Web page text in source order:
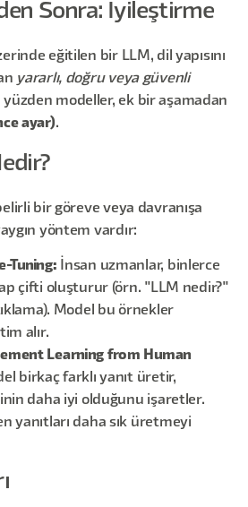
Sonra: İyileştirme
eğitilen bir LLM, dil yapısını
yararlı, doğru veya güvenli
modeller, ek bir aşamadan
ayar).
bir göreve veya davranışa
yöntem vardır:
Tuning: İnsan uzmanlar, binlerce
çifti oluşturur (örn. "LLM nedir?"
Model bu örnekler
alır.
Learning from Human
birkaç farklı yanıt üretir,
daha iyi olduğunu işaretler.
yanıtları daha sık üretmeyi